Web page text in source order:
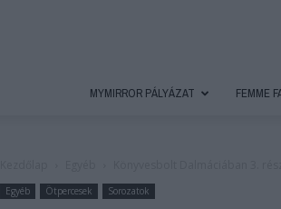
MYMIRROR PÁLYÁZAT FEMME
Egyéb Ötpercesek Sorozatok